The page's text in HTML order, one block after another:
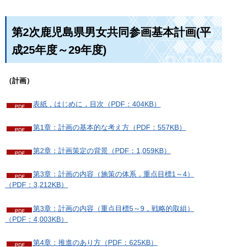
第2次鹿児島県男女共同参画基本計画(平
成25年度～29年度)
（計画）
表紙，はじめに，目次（PDF：404KB）
第1章：計画の基本的な考え方（PDF：557KB）
第2章：計画策定の背景（PDF：1,059KB）
第3章：計画の内容（施策の体系，重点目標1～4）
（PDF：3,212KB）
第3章：計画の内容（重点目標5～9，戦略的取組）
（PDF：4,003KB）
第4章：推進のあり方（PDF：625KB）